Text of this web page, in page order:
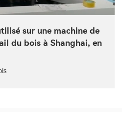
sur une machine de
du bois à Shanghai, en